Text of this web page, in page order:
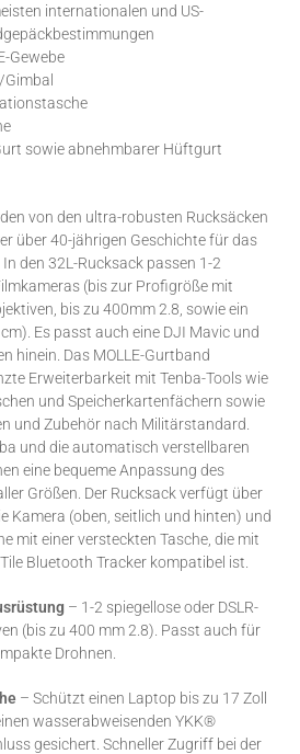
internationalen und US-
Gewebe
sowie abnehmbarer Hüftgurt
von den ultra-robusten Rucksäcken
über 40-jährigen Geschichte für das
den 32L-Rucksack passen 1-2
(bis zur Profigröße mit
bis zu 400mm 2.8, sowie ein
Es passt auch eine DJI Mavic und
hinein. Das MOLLE-Gurtband
Erweiterbarkeit mit Tenba-Tools wie
und Speicherkartenfächern sowie
und Zubehör nach Militärstandard.
und die automatisch verstellbaren
eine bequeme Anpassung des
Größen. Der Rucksack verfügt über
Kamera (oben, seitlich und hinten) und
mit einer versteckten Tasche, die mit
Bluetooth Tracker kompatibel ist.
– 1-2 spiegellose oder DSLR-
(bis zu 400 mm 2.8). Passt auch für
Drohnen.
– Schützt einen Laptop bis zu 17 Zoll
wasserabweisenden YKK®
gesichert. Schneller Zugriff bei der